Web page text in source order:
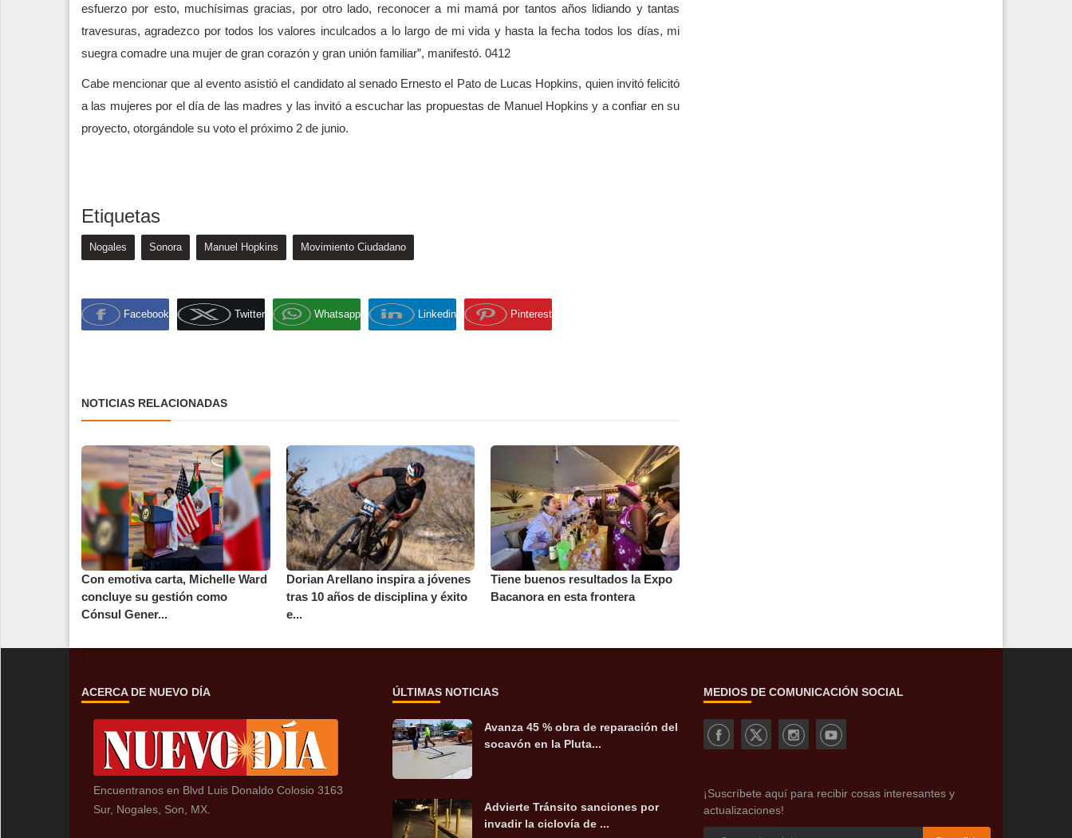
esfuerzo por esto, muchísimas gracias, por otro lado, reconocer a mi mamá por tantos años lidiando y tantas
travesuras, agradezco por todos los valores inculcados a lo largo de mi vida y hasta la fecha todos los días, mi
suegra comadre una mujer de gran corazón y gran unión familiar”, manifestó. 0412
Cabe mencionar que al evento asistió el candidato al senado Ernesto el Pato de Lucas Hopkins, quien invitó felicitó
a las mujeres por el día de las madres y las invitó a escuchar las propuestas de Manuel Hopkins y a confiar en su
proyecto, otorgándole su voto el próximo 2 de junio.
Etiquetas
Nogales Sonora Manuel Hopkins Movimiento Ciudadano
Facebook Twitter Whatsapp Linkedin Pinterest
NOTICIAS RELACIONADAS
Con emotiva carta, Michelle Ward
concluye su gestión como
Cónsul Gener...
Dorian Arellano inspira a jóvenes
tras 10 años de disciplina y éxito
e...
Tiene buenos resultados la Expo
Bacanora en esta frontera
ACERCA DE NUEVO DÍA
Encuentranos en Blvd Luis Donaldo Colosio 3163
Sur, Nogales, Son, MX.
ÚLTIMAS NOTICIAS
Avanza 45 % obra de reparación del
socavón en la Pluta...
Advierte Tránsito sanciones por
invadir la ciclovía de ...
MEDIOS DE COMUNICACIÓN SOCIAL
¡Suscríbete aquí para recibir cosas interesantes y
actualizaciones!